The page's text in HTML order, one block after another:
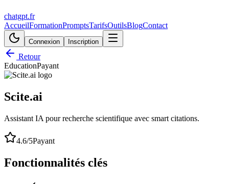
chatgpt.fr
AccueilFormationPromptsTarifsOutilsBlogContact
Connexion Inscription
Retour
EducationPayant
Scite.ai
Assistant IA pour recherche scientifique avec smart citations.
4.6/5Payant
Fonctionnalités clés